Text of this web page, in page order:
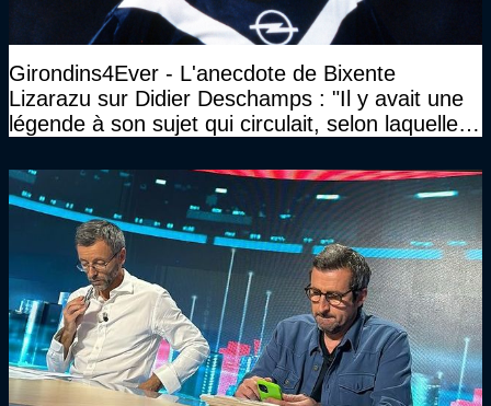
Girondins4Ever - L'anecdote de Bixente
Lizarazu sur Didier Deschamps : "Il y avait une
légende à son sujet qui circulait, selon laquelle il